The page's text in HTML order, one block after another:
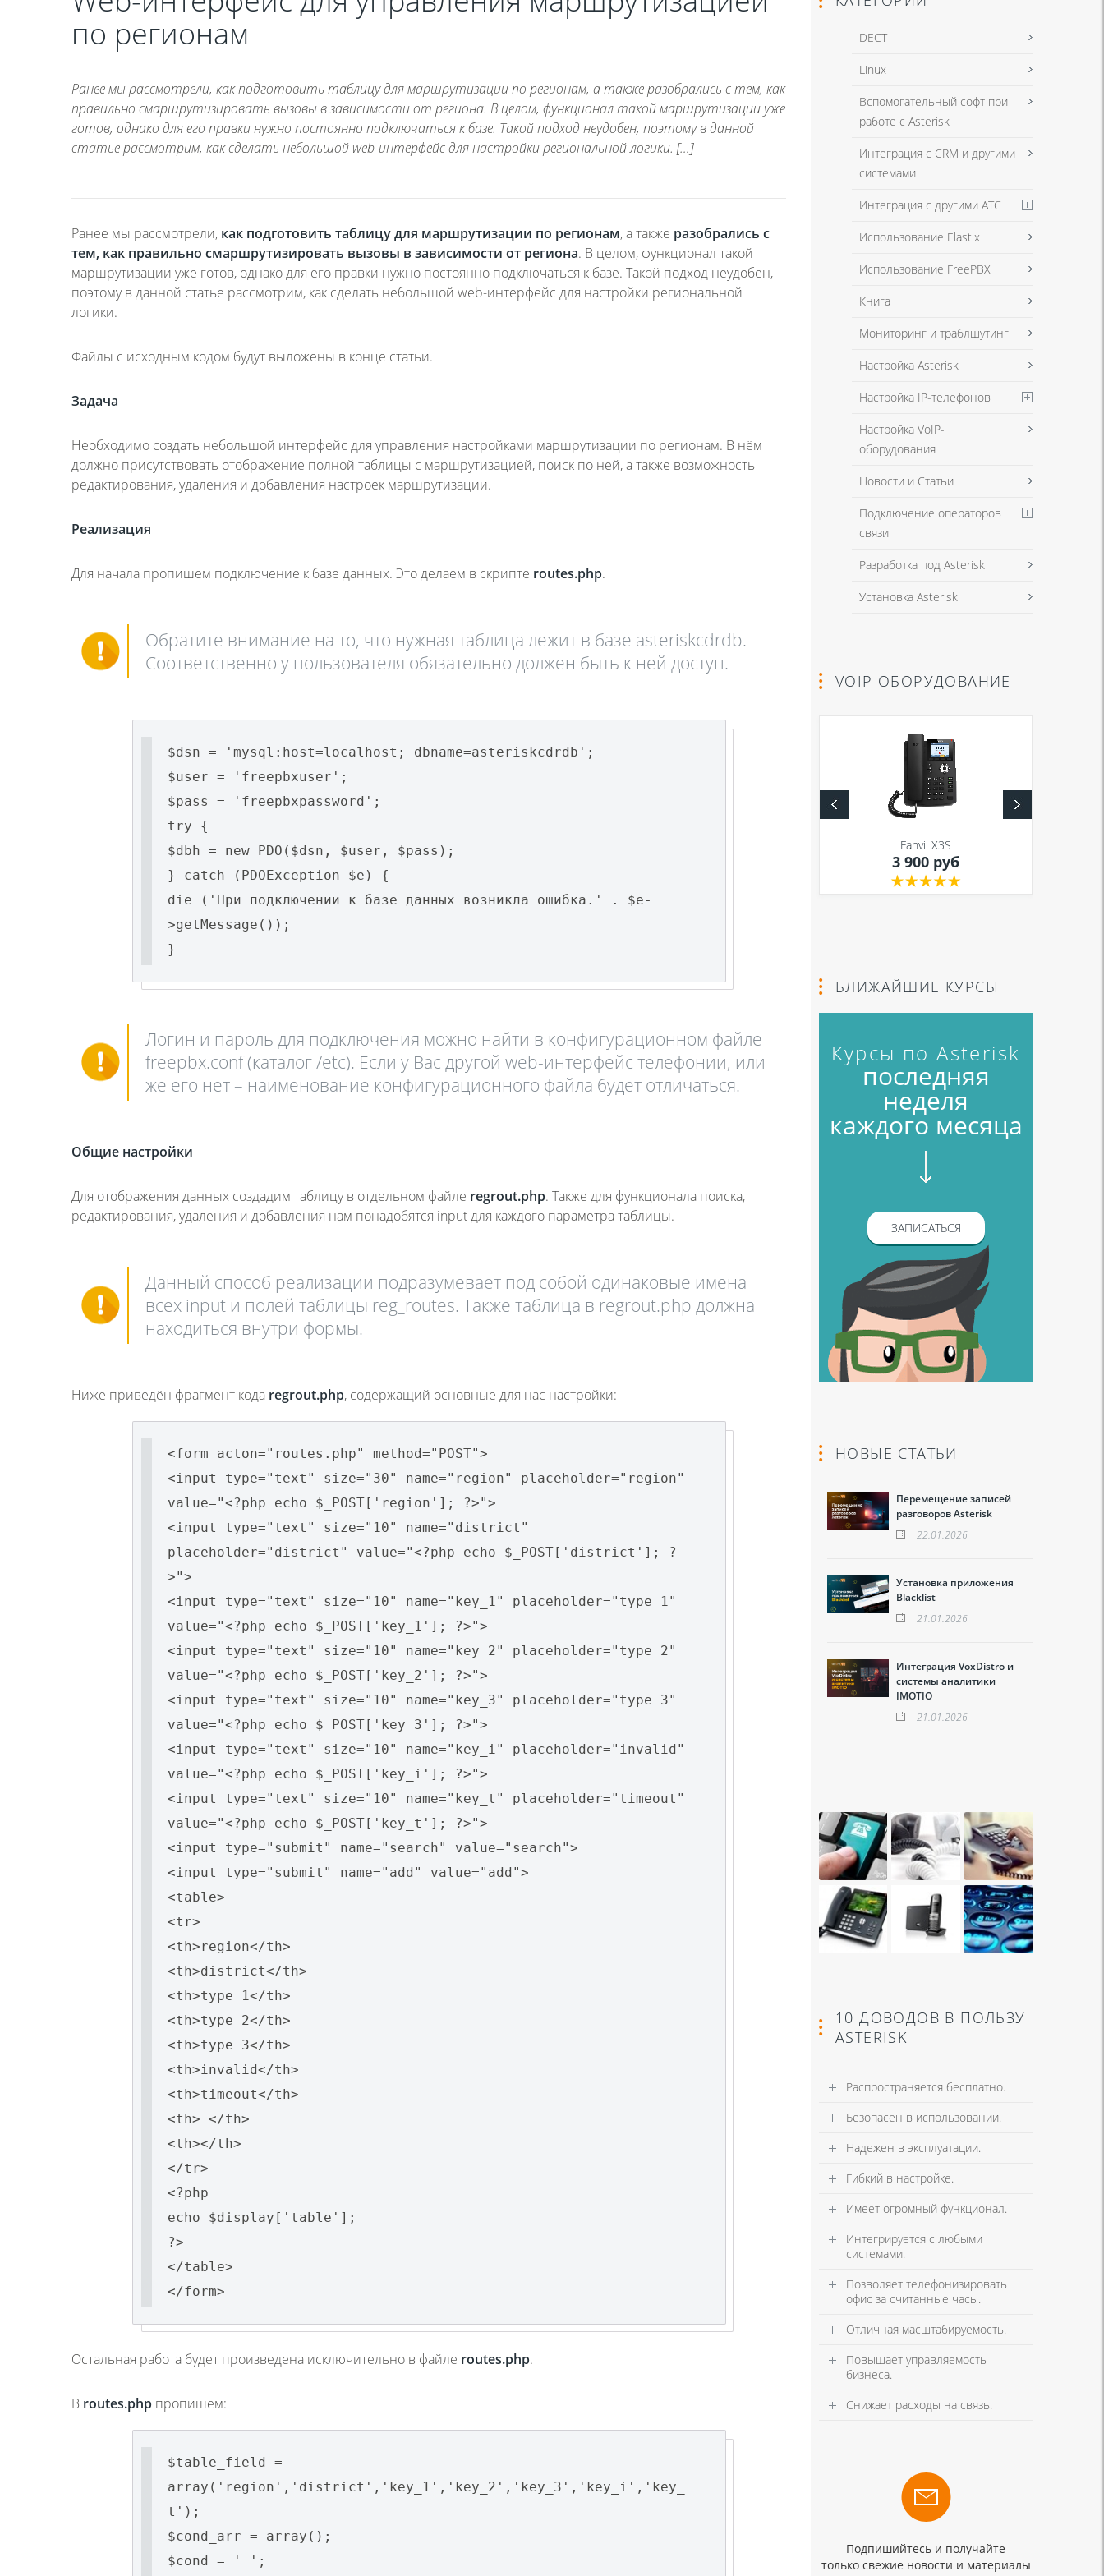
по регионам
Ранее мы рассмотрели, как подготовить таблицу для маршрутизации по регионам, а также разобрались с тем, как
правильно смаршрутизировать вызовы в зависимости от региона. В целом, функционал такой маршрутизации уже
готов, однако для его правки нужно постоянно подключаться к базе. Такой подход неудобен, поэтому в данной
статье рассмотрим, как сделать небольшой web-интерфейс для настройки региональной логики. […]
Ранее мы рассмотрели, как подготовить таблицу для маршрутизации по регионам, а также разобрались с
тем, как правильно смаршрутизировать вызовы в зависимости от региона. В целом, функционал такой
маршрутизации уже готов, однако для его правки нужно постоянно подключаться к базе. Такой подход неудобен,
поэтому в данной статье рассмотрим, как сделать небольшой web-интерфейс для настройки региональной
логики.
Файлы с исходным кодом будут выложены в конце статьи.
Задача
Необходимо создать небольшой интерфейс для управления настройками маршрутизации по регионам. В нём
должно присутствовать отображение полной таблицы с маршрутизацией, поиск по ней, а также возможность
редактирования, удаления и добавления настроек маршрутизации.
Реализация
Для начала пропишем подключение к базе данных. Это делаем в скрипте routes.php.
Обратите внимание на то, что нужная таблица лежит в базе asteriskcdrdb.
Соответственно у пользователя обязательно должен быть к ней доступ.
$dsn = 'mysql:host=localhost; dbname=asteriskcdrdb';
$user = 'freepbxuser';
$pass = 'freepbxpassword';
try {
$dbh = new PDO($dsn, $user, $pass);
} catch (PDOException $e) {
die ('При подключении к базе данных возникла ошибка.' . $e-
>getMessage());
}
Логин и пароль для подключения можно найти в конфигурационном файле
freepbx.conf (каталог /etc). Если у Вас другой web-интерфейс телефонии, или
же его нет – наименование конфигурационного файла будет отличаться.
Общие настройки
Для отображения данных создадим таблицу в отдельном файле regrout.php. Также для функционала поиска,
редактирования, удаления и добавления нам понадобятся input для каждого параметра таблицы.
Данный способ реализации подразумевает под собой одинаковые имена
всех input и полей таблицы reg_routes. Также таблица в regrout.php должна
находиться внутри формы.
Ниже приведён фрагмент кода regrout.php, содержащий основные для нас настройки:
<form acton="routes.php" method="POST">
<input type="text" size="30" name="region" placeholder="region"
value="<?php echo $_POST['region']; ?>">
<input type="text" size="10" name="district"
placeholder="district" value="<?php echo $_POST['district']; ?
>">
<input type="text" size="10" name="key_1" placeholder="type 1"
value="<?php echo $_POST['key_1']; ?>">
<input type="text" size="10" name="key_2" placeholder="type 2"
value="<?php echo $_POST['key_2']; ?>">
<input type="text" size="10" name="key_3" placeholder="type 3"
value="<?php echo $_POST['key_3']; ?>">
<input type="text" size="10" name="key_i" placeholder="invalid"
value="<?php echo $_POST['key_i']; ?>">
<input type="text" size="10" name="key_t" placeholder="timeout"
value="<?php echo $_POST['key_t']; ?>">
<input type="submit" name="search" value="search">
<input type="submit" name="add" value="add">
<table>
<tr>
<th>region</th>
<th>district</th>
<th>type 1</th>
<th>type 2</th>
<th>type 3</th>
<th>invalid</th>
<th>timeout</th>
<th> </th>
<th></th>
</tr>
<?php
echo $display['table'];
?>
</table>
</form>
Остальная работа будет произведена исключительно в файле routes.php.
В routes.php пропишем:
$table_field =
array('region','district','key_1','key_2','key_3','key_i','key_
t');
$cond_arr = array();
$cond = ' ';
DECT
Linux
Вспомогательный софт при
работе с Asterisk
Интеграция с CRM и другими
системами
Интеграция с другими АТС
Использование Elastix
Использование FreePBX
Книга
Мониторинг и траблшутинг
Настройка Asterisk
Настройка IP-телефонов
Настройка VoIP-
оборудования
Новости и Статьи
Подключение операторов
связи
Разработка под Asterisk
Установка Asterisk
VOIP ОБОРУДОВАНИЕ
Fanvil X3S
3 900 руб
БЛИЖАЙШИЕ КУРСЫ
Курсы по Asterisk
последняя
неделя
каждого месяца
ЗАПИСАТЬСЯ
НОВЫЕ СТАТЬИ
Перемещение записей
разговоров Asterisk
22.01.2026
Установка приложения
Blacklist
21.01.2026
Интеграция VoxDistro и
системы аналитики
IMOTIO
21.01.2026
10 ДОВОДОВ В ПОЛЬЗУ
ASTERISK
Распространяется бесплатно.
Безопасен в использовании.
Надежен в эксплуатации.
Гибкий в настройке.
Имеет огромный функционал.
Интегрируется с любыми
системами.
Позволяет телефонизировать
офис за считанные часы.
Отличная масштабируемость.
Повышает управляемость
бизнеса.
Снижает расходы на связь.
Подпишийтесь и получайте
только свежие новости и материалы